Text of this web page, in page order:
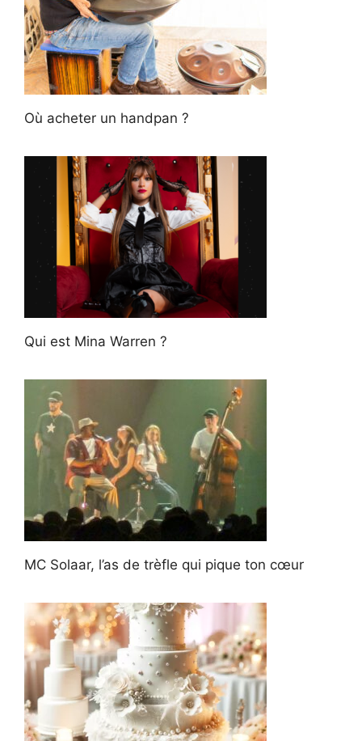
Où acheter un handpan ?
Qui est Mina Warren ?
MC Solaar, l’as de trèfle qui pique ton cœur